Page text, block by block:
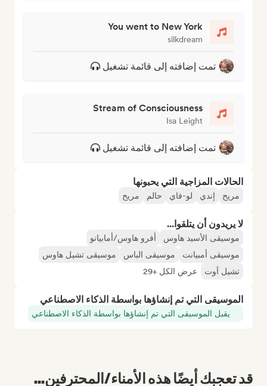
You went to New York
silkdream
تمت إضافته إلى قائمة تشغيل
Stream of Consciousness
Isa Leight
تمت إضافته إلى قائمة تشغيل
الحالات المزاجية التي يحبونها
مريح إندي لو-فاي حالم مريح
لا يريدون أن يتلقوا...
موسيقى الأسيد هاوس
أفرو هاوس/أمابيانو
موسيقى أمبيانت
موسيقى الباس
موسيقى تشيل هاوس
تشيل آوت
عرض الكل +29
الموسيقى التي تم إنشاؤها بواسطة الذكاء الاصطناعي
يقبل الموسيقى التي تم إنشاؤها بواسطة الذكاء الاصطناعي
قد تعجبك أيضًا هذه الأمناء/المحترفين...